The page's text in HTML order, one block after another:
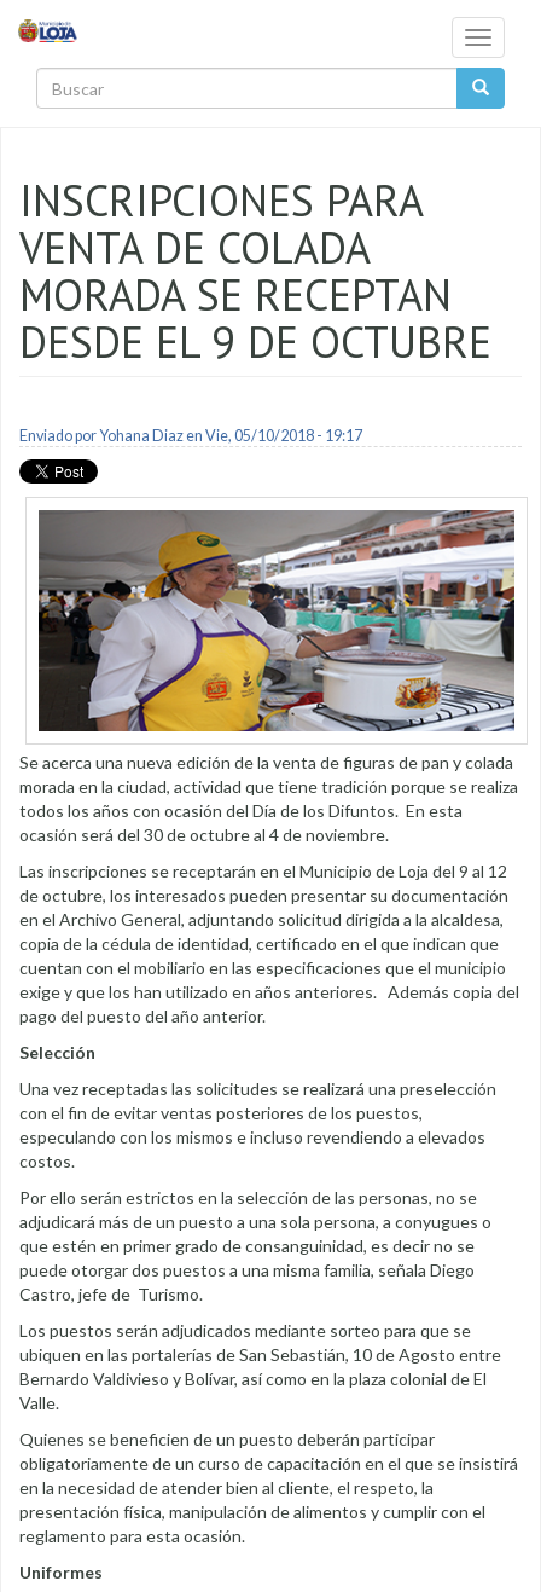
Toggle
INSCRIPCIONES PARA
VENTA DE COLADA
MORADA SE RECEPTAN
DESDE EL 9 DE OCTUBRE
Enviado porYohana Diazen Vie, 05/10/2018 - 19:17
Se acerca una nueva edición de la venta de figuras de pan y colada
morada en la ciudad, actividad que tiene tradición porque se realiza
todos los años con ocasión del Día de los Difuntos. En esta
ocasión será del 30 de octubre al 4 de noviembre.
Las inscripciones se receptarán en el Municipio de Loja del 9 al 12
de octubre, los interesados pueden presentar su documentación
en el Archivo General, adjuntando solicitud dirigida a la alcaldesa,
copia de la cédula de identidad, certificado en el que indican que
cuentan con el mobiliario en las especificaciones que el municipio
exige y que los han utilizado en años anteriores. Además copia del
pago del puesto del año anterior.
Selección
Una vez receptadas las solicitudes se realizará una preselección
con el fin de evitar ventas posteriores de los puestos,
especulando con los mismos e incluso revendiendo a elevados
costos.
Por ello serán estrictos en la selección de las personas, no se
adjudicará más de un puesto a una sola persona, a conyugues o
que estén en primer grado de consanguinidad, es decir no se
puede otorgar dos puestos a una misma familia, señala Diego
Castro, jefe de Turismo.
Los puestos serán adjudicados mediante sorteo para que se
ubiquen en las portalerías de San Sebastián, 10 de Agosto entre
Bernardo Valdivieso y Bolívar, así como en la plaza colonial de El
Valle.
Quienes se beneficien de un puesto deberán participar
obligatoriamente de un curso de capacitación en el que se insistirá
en la necesidad de atender bien al cliente, el respeto, la
presentación física, manipulación de alimentos y cumplir con el
reglamento para esta ocasión.
Uniformes